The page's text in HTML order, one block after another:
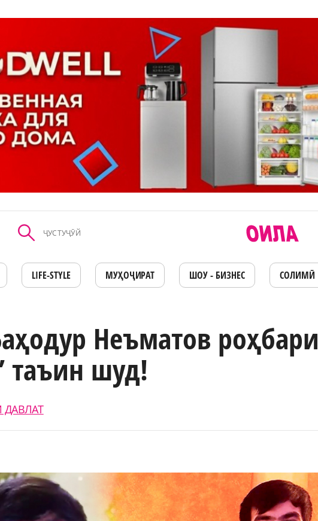
LIFE-STYLE МУҲОҶИРАТ ШОУ - БИЗНЕС СОЛИМӢ
Неъматов роҳбари
таъин шуд!